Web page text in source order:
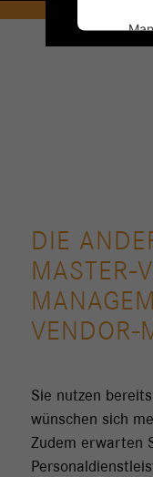
DIE
MASTER-
VENDOR-
Sie nutzen
wünschen sich
Zudem erwarten